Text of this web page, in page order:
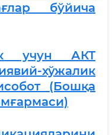
бўйича
учун АКТ
хўжалик
(Бошқа